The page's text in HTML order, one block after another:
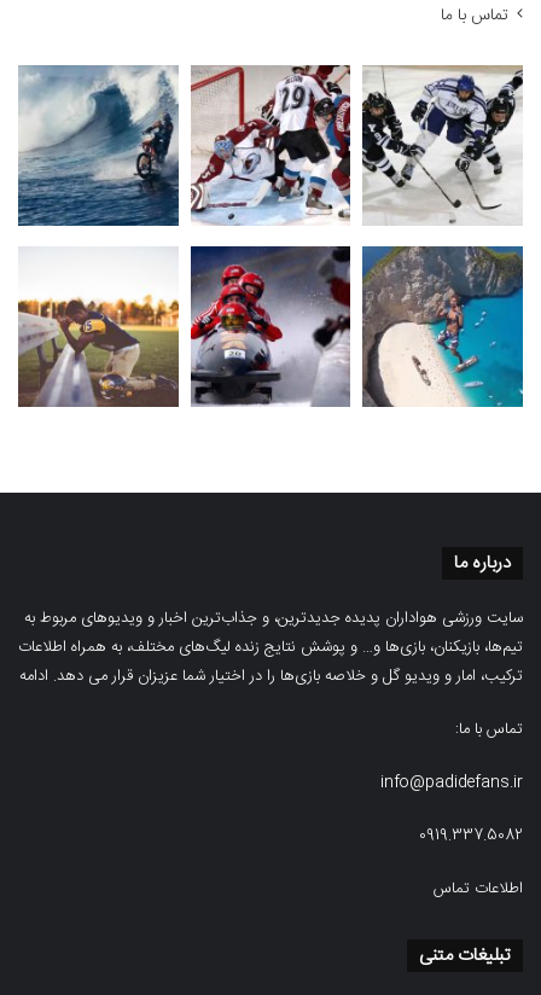
تماس با ما
درباره ما
سایت ورزشی هواداران پدیده جدیدترین، و جذاب‌ترین اخبار و ویدیوهای مربوط به
تیم‌ها، بازیکنان، بازی‌ها و… و پوشش نتایج زنده لیگ‌های مختلف، به همراه اطلاعات
ترکیب، امار و ویدیو‌‌ گل‌ و خلاصه بازی‌ها را در اختیار شما عزیزان قرار می دهد. ادامه
تماس با ما:
info@padidefans.ir
0919.337.5082
اطلاعات تماس
تبلیغات متنی